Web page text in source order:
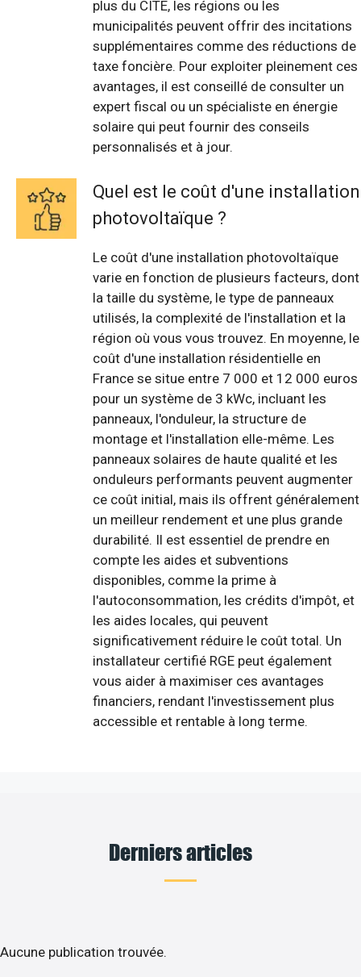
plus du CITE, les régions ou les
municipalités peuvent offrir des incitations
supplémentaires comme des réductions de
taxe foncière. Pour exploiter pleinement ces
avantages, il est conseillé de consulter un
expert fiscal ou un spécialiste en énergie
solaire qui peut fournir des conseils
personnalisés et à jour.
Quel est le coût d'une installation
photovoltaïque ?
Le coût d'une installation photovoltaïque
varie en fonction de plusieurs facteurs, dont
la taille du système, le type de panneaux
utilisés, la complexité de l'installation et la
région où vous vous trouvez. En moyenne, le
coût d'une installation résidentielle en
France se situe entre 7 000 et 12 000 euros
pour un système de 3 kWc, incluant les
panneaux, l'onduleur, la structure de
montage et l'installation elle-même. Les
panneaux solaires de haute qualité et les
onduleurs performants peuvent augmenter
ce coût initial, mais ils offrent généralement
un meilleur rendement et une plus grande
durabilité. Il est essentiel de prendre en
compte les aides et subventions
disponibles, comme la prime à
l'autoconsommation, les crédits d'impôt, et
les aides locales, qui peuvent
significativement réduire le coût total. Un
installateur certifié RGE peut également
vous aider à maximiser ces avantages
financiers, rendant l'investissement plus
accessible et rentable à long terme.
Derniers articles
Aucune publication trouvée.